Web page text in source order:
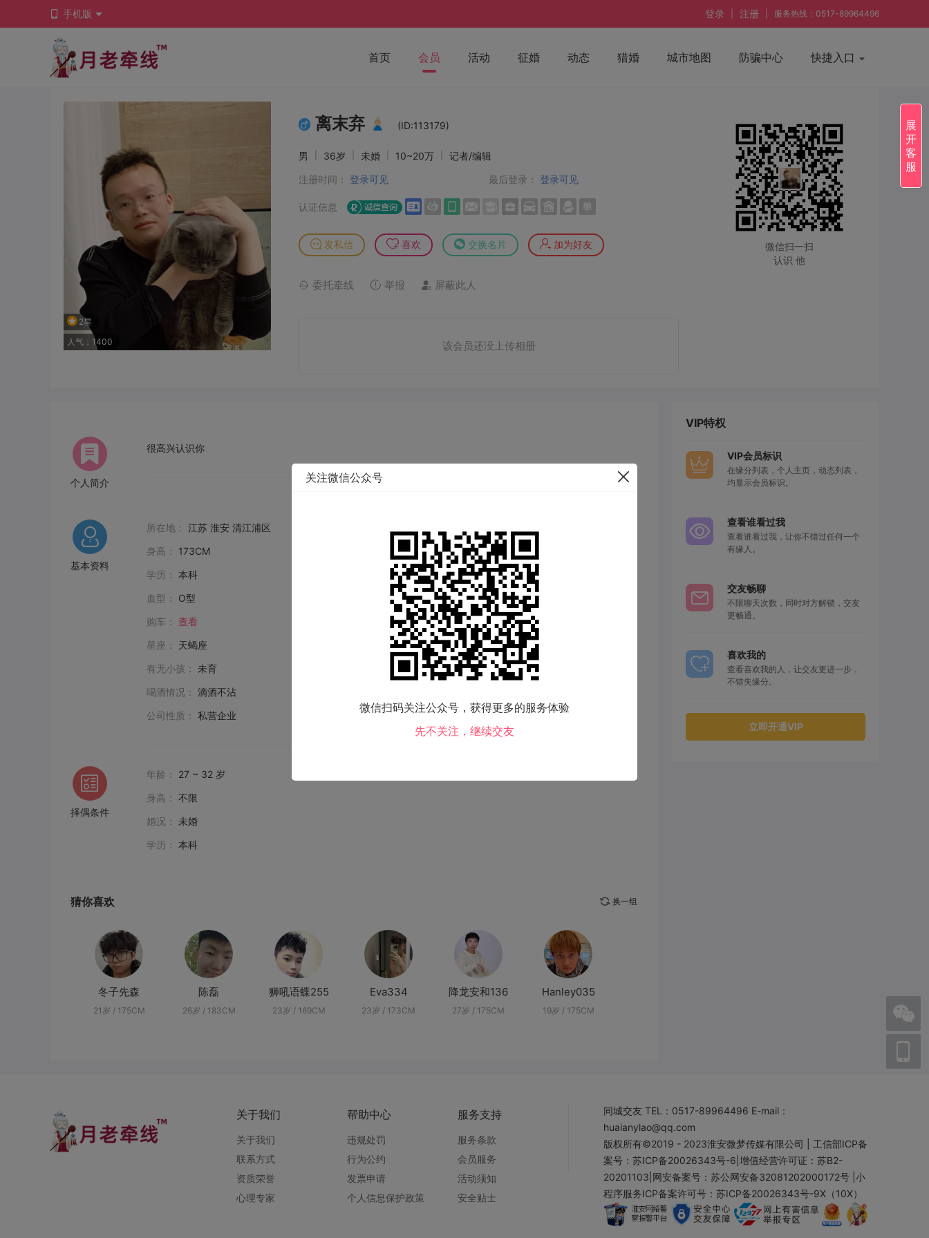
手机版 登录 注册 服务热线：0517-89964496
首页 会员 活动 征婚 动态 猎婚 城市地图 防骗中心 快捷入口
2星
人气：1400
离末弃 (ID:113179)
男 36岁 未婚 10~20万
记者/编辑
注册时间： 登录可见 最后登录： 登录可见
认证信息
发私信 喜欢 交换名片 加为好友
委托牵线 举报 屏蔽此人
该会员还没上传相册
微信扫一扫
认识 他
个人简介
很高兴认识你
基本资料
所在地： 江苏 淮安 清江浦区
身高：
173CM 体重：77KG
学历： 本科 民族：汉族
血型：
O型 生肖：马
购车： 查看 购房： 查看
星座：
天蝎座 交友类型：
有无小孩：
未育 吸烟情况：不吸
喝酒情况： 滴酒不沾
公司性质： 私营企业 兴趣爱好：未填写
择偶条件
年龄：
27 ~ 32 岁
身高： 不限
婚况：
未婚
学历： 本科
猜你喜欢 换一组
冬子先森
21岁 / 175CM
陈磊
26岁 / 183CM
狮吼语蝶255
23岁 / 169CM
Eva334
23岁 / 173CM
降龙安和136
27岁 / 175CM
Hanley035
19岁 / 175CM
VIP特权
VIP会员标识
在缘分列表，个人主页，动态列表，
均显示会员标识。
查看谁看过我
查看谁看过我，让你不错过任何一个
有缘人。
交友畅聊
不限聊天次数，同时对方解锁，交友
更畅通。
喜欢我的
查看喜欢我的人，让交友更进一步，
不错失缘分。
立即开通VIP
关于我们
关于我们
联系方式
资质荣誉
心理专家
帮助中心
违规处罚
行为公约
发票申请
个人信息保护政策
服务支持
服务条款
会员服务
活动须知
安全贴士
同城交友 TEL：0517-89964496 E-mail：
huaianylao@qq.com
版权所有©2019 - 2023淮安微梦传媒有限公司
工信部ICP备
案号：苏ICP备20026343号-6 增值经营许可证：苏B2-
20201103 网安备案号：苏公网安备32081202000172号 小
程序服务ICP备案许可号：苏ICP备20026343号-9X（10X）
展
开
客
服
关注微信公众号
微信扫码关注公众号，获得更多的服务体验
先不关注，继续交友